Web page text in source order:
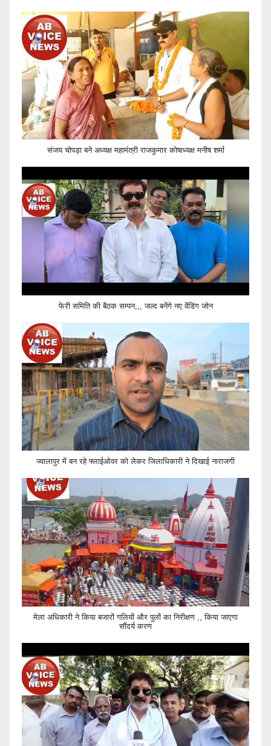
संजय चोपड़ा बने अध्यक्ष महामंत्री राजकुमार कोषाध्यक्ष मनीष शर्मा
फेरी समिति की बैठक सम्पन,,, जल्द बनेंगे नए वेंडिंग जोन
ज्वालापुर में बन रहे फ्लाईओवर को लेकर जिलाधिकारी ने दिखाई नाराजगी
मेला अधिकारी ने किया बजारों गलियों और पुलों का निरीक्षण ,, किया जाएगा
सौंदर्य करण